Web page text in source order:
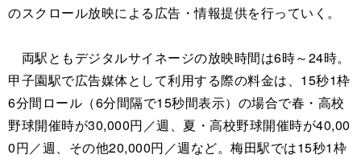
のスクロール放映による広告・情報提供を行っていく。
両駅ともデジタルサイネージの放映時間は6時～24時。
甲子園駅で広告媒体として利用する際の料金は、15秒1枠
6分間ロール（6分間隔で15秒間表示）の場合で春・高校
野球開催時が30,000円／週、夏・高校野球開催時が40,00
0円／週、その他20,000円／週など。梅田駅では15秒1枠